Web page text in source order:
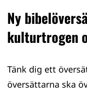
Ny
kulturtrogen
Tänk dig ett
översättarna ska